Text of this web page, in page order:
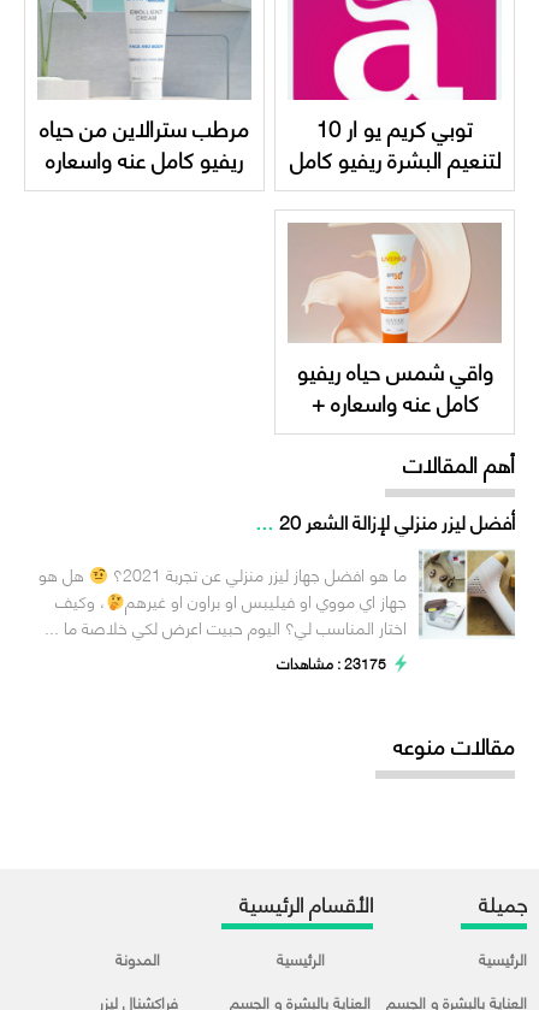
توبي كريم يو ار 10
لتنعيم البشرة ريفيو كامل
عنه Topicrem UR-10
Anti-Roughness
مرطب سترالاين من حياه
ريفيو كامل عنه واسعاره
hayah Straline
واقي شمس حياه ريفيو
كامل عنه واسعاره +
hayah UVEPRO SPF
50أهم المقالات
أفضل ليزر منزلي لإزالة الشعر 20 ...
ما هو افضل جهاز ليزر منزلي عن تجربة 2021؟
هل هو
جهاز اي مووي او فيليبس او براون او غيرهم
، وكيف
اختار المناسب لي؟ اليوم حبيت اعرض لكي خلاصة ما ...
23175 : مشاهدات
مقالات منوعه
جميلة
الرئيسية
العناية بالبشرة و الجسم
الأقسام الرئيسية
الرئيسية
المدونة
العناية بالبشرة و الجسم
فراكشنال ليزر